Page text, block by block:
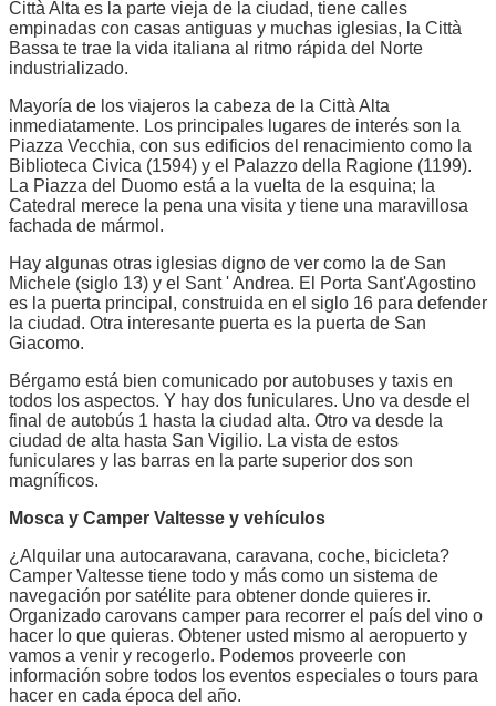
Città Alta es la parte vieja de la ciudad, tiene calles
empinadas con casas antiguas y muchas iglesias, la Città
Bassa te trae la vida italiana al ritmo rápida del Norte
industrializado.
Mayoría de los viajeros la cabeza de la Città Alta
inmediatamente. Los principales lugares de interés son la
Piazza Vecchia, con sus edificios del renacimiento como la
Biblioteca Civica (1594) y el Palazzo della Ragione (1199).
La Piazza del Duomo está a la vuelta de la esquina; la
Catedral merece la pena una visita y tiene una maravillosa
fachada de mármol.
Hay algunas otras iglesias digno de ver como la de San
Michele (siglo 13) y el Sant ' Andrea. El Porta Sant'Agostino
es la puerta principal, construida en el siglo 16 para defender
la ciudad. Otra interesante puerta es la puerta de San
Giacomo.
Bérgamo está bien comunicado por autobuses y taxis en
todos los aspectos. Y hay dos funiculares. Uno va desde el
final de autobús 1 hasta la ciudad alta. Otro va desde la
ciudad de alta hasta San Vigilio. La vista de estos
funiculares y las barras en la parte superior dos son
magníficos.
Mosca y Camper Valtesse y vehículos
¿Alquilar una autocaravana, caravana, coche, bicicleta?
Camper Valtesse tiene todo y más como un sistema de
navegación por satélite para obtener donde quieres ir.
Organizado carovans camper para recorrer el país del vino o
hacer lo que quieras. Obtener usted mismo al aeropuerto y
vamos a venir y recogerlo. Podemos proveerle con
información sobre todos los eventos especiales o tours para
hacer en cada época del año.